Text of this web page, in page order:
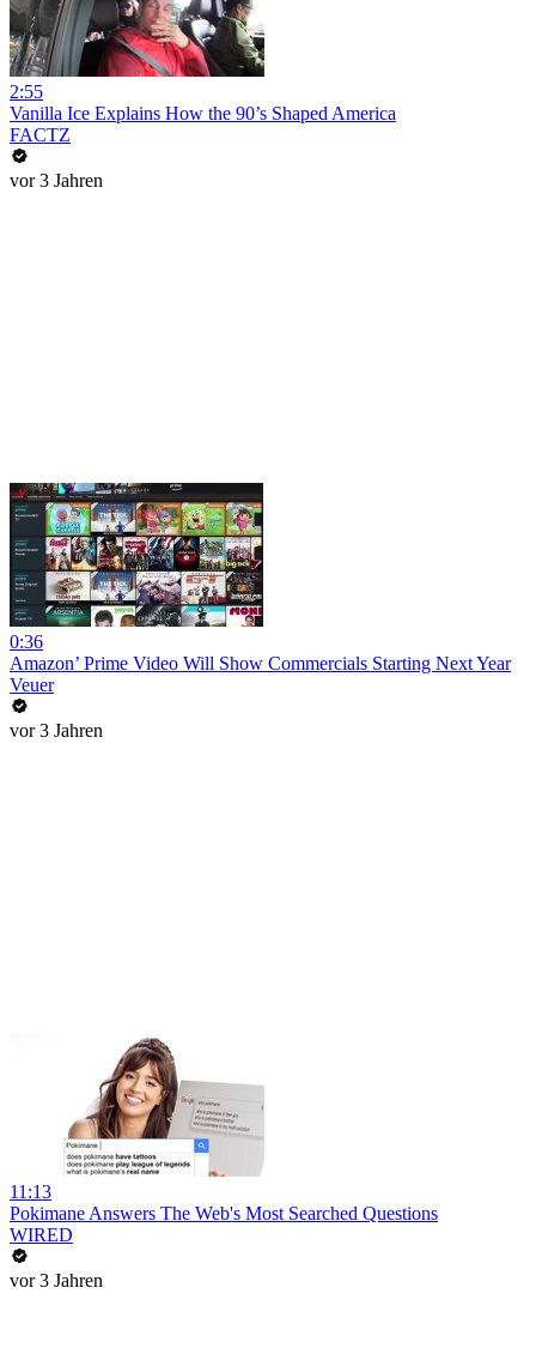
2:55
Vanilla Ice Explains How the 90’s Shaped America
FACTZ
vor 3 Jahren
0:36
Amazon’ Prime Video Will Show Commercials Starting Next Year
Veuer
vor 3 Jahren
11:13
Pokimane Answers The Web's Most Searched Questions
WIRED
vor 3 Jahren